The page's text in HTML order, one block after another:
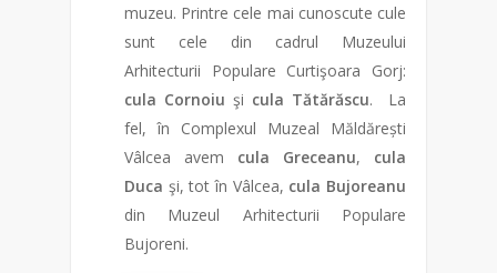
muzeu. Printre cele mai cunoscute cule
sunt cele din cadrul Muzeului
Arhitecturii Populare Curtişoara Gorj:
cula Cornoiu şi cula Tătărăscu. La
fel, în Complexul Muzeal Măldărești
Vâlcea avem cula Greceanu, cula
Duca şi, tot în Vâlcea, cula Bujoreanu
din Muzeul Arhitecturii Populare
Bujoreni.